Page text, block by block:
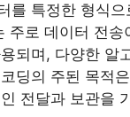
를 특정한 형식
주로 데이터 전송
되며, 다양한 알
딩의 주된 목적
전달과 보관을